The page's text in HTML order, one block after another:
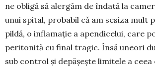
ne obli­gă să alergăm de îndată la
unui spital, probabil că am sesiza mult
pildă, o inflamație a apendicelui, care
peritonită cu final tragic. Însă uneori
sub control și depășește limitele a ceea